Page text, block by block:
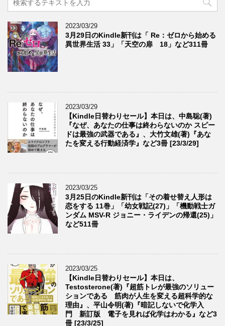
2023/03/29
3月29日のKindle新刊は「 Re：ゼロから始める
異世界生活 33」「天空の扉 18」など311冊
2023/03/29
【Kindle日替わりセール】本日は、中島聡(著)
『なぜ、あなたの仕事は終わらないのか スピー
ドは最強の武器である』、大竹文雄(著)『あな
たを変える行動経済学』など3冊 [23/3/29]
2023/03/25
3月25日のKindle新刊は「その着せ替え人形は
恋をする 11巻」「幼女戦記(27)」「機動戦士ガ
ンダム MSV-R ジョニー・ライデンの帰還(25)」
など511冊
2023/03/25
【Kindle日替わりセール】本日は、
Testosterone(著)『超筋トレが最強のソリュー
ションである 筋肉が人生を変える超科学的な
理由』、平山令明(著)『暗記しないで化学入
門 新訂版 電子を見れば化学はわかる』など3
冊 [23/3/25]